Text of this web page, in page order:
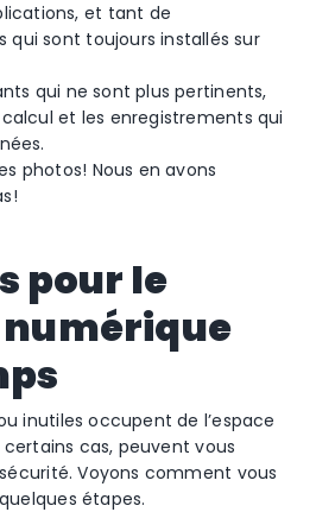
et tant de
qui sont toujours installés sur
qui ne sont plus pertinents,
et les enregistrements qui
photos! Nous en avons
pour le
inutiles occupent de l’espace
cas, peuvent vous
Voyons comment vous
étapes.